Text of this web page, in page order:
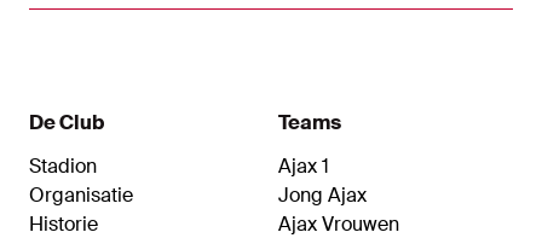
De Club
Stadion
Organisatie
Historie
Teams
Ajax 1
Jong Ajax
Ajax Vrouwen